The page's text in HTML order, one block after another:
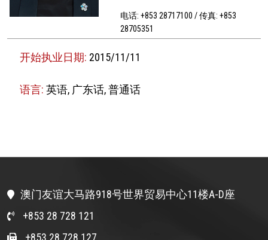
电话: +853 28717100 / 传真: +853
28705351
开始执业日期: 2015/11/11
语言:英语, 广东话, 普通话
澳门友谊大马路918号世界贸易中心11楼A-D座
+853 28 728 121
+853 28 728 127